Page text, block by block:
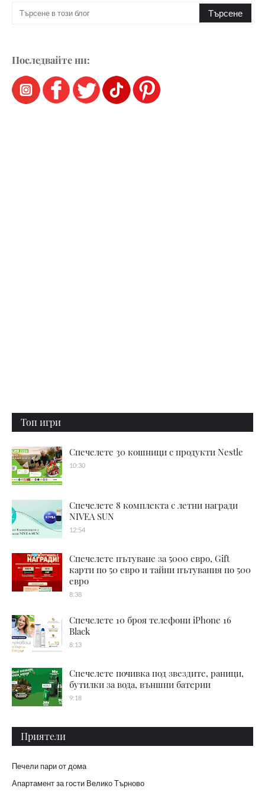
Последвайте ни:
Топ игри
Спечелете 30 кошници с продукти Nestle
10:30
Спечелете 8 комплекта с летни награди
NIVEA SUN
12:54
Спечелете пътуване за 5000 евро, Gift
карти по 50 евро и тайни пътувания по 500
евро
8:38
Спечелете 10 броя телефони iPhone 16
Black
8:13
Спечелете почивка под звездите, раници,
бутилки за вода, външни батерии
9:18
Приятели
Печели пари от дома
Апартамент за гости Велико Търново